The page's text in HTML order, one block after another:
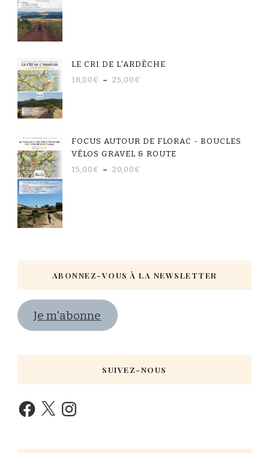
LE CRI DE L'ARDÈCHE
18,00€ – 25,00€
FOCUS AUTOUR DE FLORAC - BOUCLES
VÉLOS GRAVEL & ROUTE
15,00€ – 20,00€
ABONNEZ-VOUS À LA NEWSLETTER
Je m'abonne
SUIVEZ-NOUS